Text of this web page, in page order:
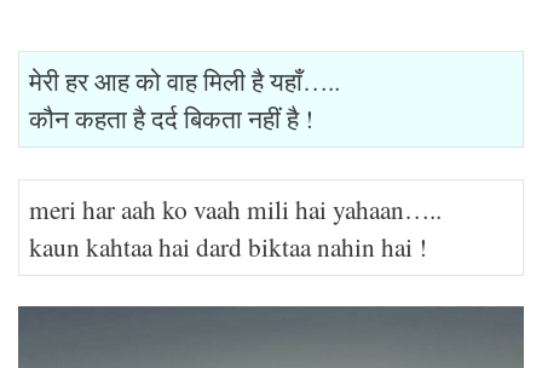
मेरी हर आह को वाह मिली है यहाँ…..
कौन कहता है दर्द बिकता नहीं है !
meri har aah ko vaah mili hai yahaan…..
kaun kahtaa hai dard biktaa nahin hai !